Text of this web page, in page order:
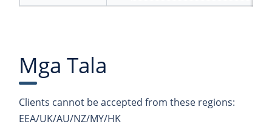
Mga Tala
Clients cannot be accepted from these regions:
EEA/UK/AU/NZ/MY/HK